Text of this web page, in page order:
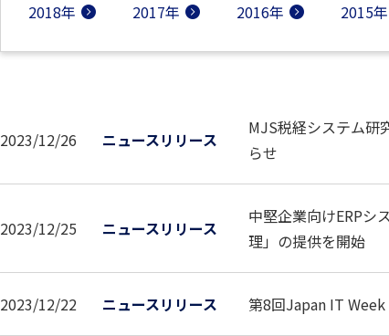
2018年
2017年 2016年 2015年
2023/12/26 ニュースリリース
MJS税経システム研
らせ
2023/12/25 ニュースリリース
中堅企業向けERPシ
理」の提供を開始
2023/12/22 ニュースリリース 第8回Japan IT